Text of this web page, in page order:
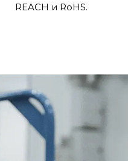
REACH и RoHS.